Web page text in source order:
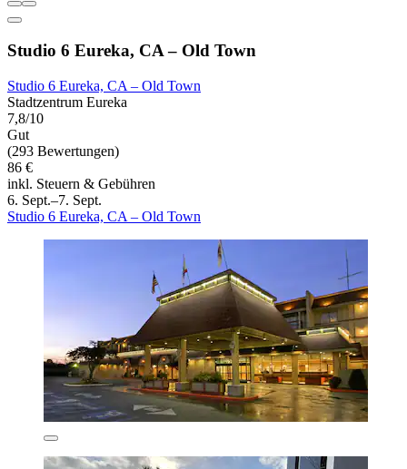
Studio 6 Eureka, CA – Old Town
Studio 6 Eureka, CA – Old Town
Stadtzentrum Eureka
7,8/10
Gut
(293 Bewertungen)
86 €
inkl. Steuern & Gebühren
6. Sept.–7. Sept.
Studio 6 Eureka, CA – Old Town